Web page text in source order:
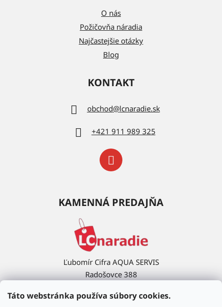
Táto webstránka používa súbory cookies.
O nás
Požičovňa náradia
Najčastejšie otázky
Blog
KONTAKT
obchod@lcnaradie.sk
+421 911 989 325
KAMENNÁ PREDAJŇA
Ľubomír Cifra AQUA SERVIS
Radošovce 388